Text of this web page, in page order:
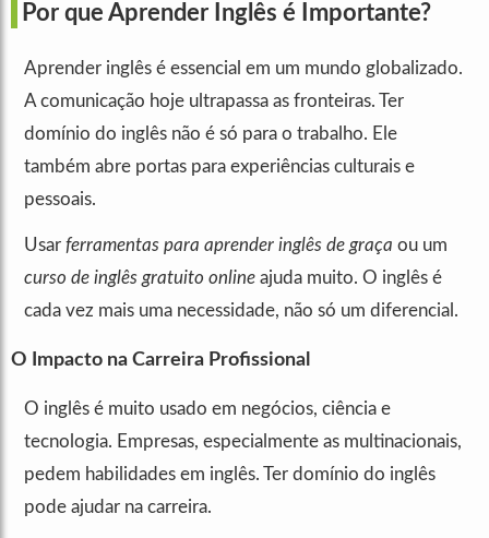
Por que Aprender Inglês é Importante?
Aprender inglês é essencial em um mundo globalizado.
A comunicação hoje ultrapassa as fronteiras. Ter
domínio do inglês não é só para o trabalho. Ele
também abre portas para experiências culturais e
pessoais.
Usar ferramentas para aprender inglês de graça ou um
curso de inglês gratuito online ajuda muito. O inglês é
cada vez mais uma necessidade, não só um diferencial.
O Impacto na Carreira Profissional
O inglês é muito usado em negócios, ciência e
tecnologia. Empresas, especialmente as multinacionais,
pedem habilidades em inglês. Ter domínio do inglês
pode ajudar na carreira.